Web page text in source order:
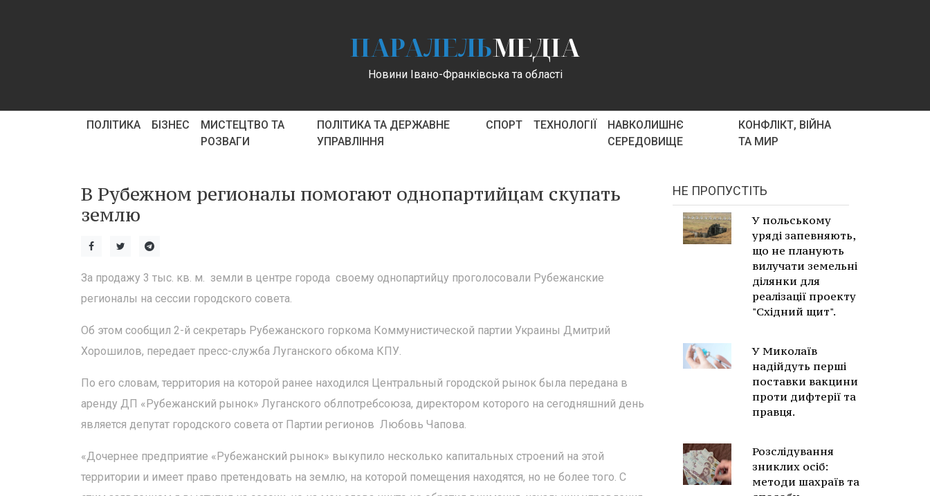
ПАРАЛЕЛЬМЕДІА
Новини Івано-Франківська та області
ПОЛІТИКА БІЗНЕС
МИСТЕЦТВО ТА
РОЗВАГИ
ПОЛІТИКА ТА ДЕРЖАВНЕ
УПРАВЛІННЯ
СПОРТ ТЕХНОЛОГІЇ
НАВКОЛИШНЄ
СЕРЕДОВИЩЕ
КОНФЛІКТ, ВІЙНА
ТА МИР
В Рубежном регионалы помогают однопартийцам скупать
землю
За продажу 3 тыс. кв. м. земли в центре города своему однопартийцу проголосовали Рубежанские
регионалы на сессии городского совета.
Об этом сообщил 2-й секретарь Рубежанского горкома Коммунистической партии Украины Дмитрий
Хорошилов, передает пресс-служба Луганского обкома КПУ.
По его словам, территория на которой ранее находился Центральный городской рынок была передана в
аренду ДП «Рубежанский рынок» Луганского облпотребсоюза, директором которого на сегодняшний день
является депутат городского совета от Партии регионов Любовь Чапова.
«Дочернее предприятие «Рубежанский рынок» выкупило несколько капитальных строений на этой
территории и имеет право претендовать на землю, на которой помещения находятся, но не более того. С
НЕ ПРОПУСТІТЬ
У польському
уряді запевняють,
що не планують
вилучати земельні
ділянки для
реалізації проекту
"Східний щит".
У Миколаїв
надійдуть перші
поставки вакцини
проти дифтерії та
правця.
Розслідування
зниклих осіб:
методи шахраїв та